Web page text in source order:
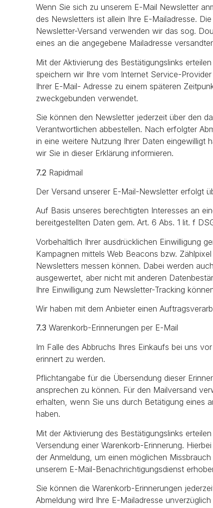
Wenn Sie sich zu unserem E-Mail Newsletter
des Newsletters ist allein Ihre E-Mailadresse.
Newsletter-Versand verwenden wir das sog.
eines an die angegebene Mailadresse
Mit der Aktivierung des Bestätigungslinks
speichern wir Ihre vom Internet Service-
Ihrer E-Mail- Adresse zu einem späteren
zweckgebunden verwendet.
Sie können den Newsletter jederzeit über den
Verantwortlichen abbestellen. Nach erfolgter
in eine weitere Nutzung Ihrer Daten eingewilligt
wir Sie in dieser Erklärung informieren.
7.2 Rapidmail
Der Versand unserer E-Mail-Newsletter erfolgt
Auf Basis unseres berechtigten Interesses an
bereitgestellten Daten gem. Art. 6 Abs. 1 lit. f
Vorbehaltlich Ihrer ausdrücklichen Einwilligung
Kampagnen mittels Web Beacons bzw.
Newsletters messen können. Dabei werden
ausgewertet, aber nicht mit anderen
Ihre Einwilligung zum Newsletter-Tracking
Wir haben mit dem Anbieter einen
7.3 Warenkorb-Erinnerungen per E-Mail
Im Falle des Abbruchs Ihres Einkaufs bei uns
erinnert zu werden.
Pflichtangabe für die Übersendung dieser
ansprechen zu können. Für den Mailversand
erhalten, wenn Sie uns durch Betätigung eines
haben.
Mit der Aktivierung des Bestätigungslinks
Versendung einer Warenkorb-Erinnerung.
der Anmeldung, um einen möglichen
unserem E-Mail-Benachrichtigungsdienst
Sie können die Warenkorb-Erinnerungen
Abmeldung wird Ihre E-Mailadresse